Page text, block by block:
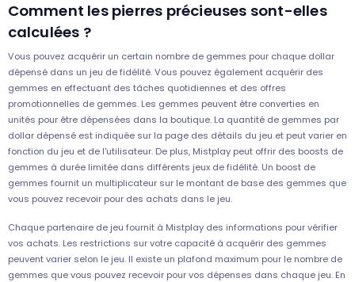
Comment les pierres précieuses sont-elles
calculées ?
Vous pouvez acquérir un certain nombre de gemmes pour chaque dollar
dépensé dans un jeu de fidélité. Vous pouvez également acquérir des
gemmes en effectuant des tâches quotidiennes et des offres
promotionnelles de gemmes. Les gemmes peuvent être converties en
unités pour être dépensées dans la boutique. La quantité de gemmes par
dollar dépensé est indiquée sur la page des détails du jeu et peut varier en
fonction du jeu et de l'utilisateur. De plus, Mistplay peut offrir des boosts de
gemmes à durée limitée dans différents jeux de fidélité. Un boost de
gemmes fournit un multiplicateur sur le montant de base des gemmes que
vous pouvez recevoir pour des achats dans le jeu.
Chaque partenaire de jeu fournit à Mistplay des informations pour vérifier
vos achats. Les restrictions sur votre capacité à acquérir des gemmes
peuvent varier selon le jeu. Il existe un plafond maximum pour le nombre de
gemmes que vous pouvez recevoir pour vos dépenses dans chaque jeu. En